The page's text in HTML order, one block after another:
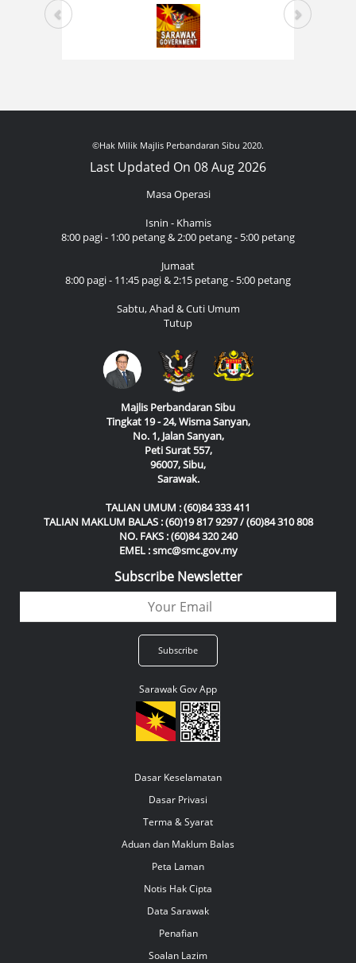
©Hak Milik Majlis Perbandaran Sibu 2020.
Last Updated On 08 Aug 2026
Masa Operasi
Isnin - Khamis
8:00 pagi - 1:00 petang & 2:00 petang - 5:00 petang
Jumaat
8:00 pagi - 11:45 pagi & 2:15 petang - 5:00 petang
Sabtu, Ahad & Cuti Umum
Tutup
Majlis Perbandaran Sibu
Tingkat 19 - 24, Wisma Sanyan,
No. 1, Jalan Sanyan,
Peti Surat 557,
96007, Sibu,
Sarawak.
TALIAN UMUM : (60)84 333 411
TALIAN MAKLUM BALAS : (60)19 817 9297 / (60)84 310 808
NO. FAKS : (60)84 320 240
EMEL : smc@smc.gov.my
Subscribe Newsletter
Sarawak Gov App
Dasar Keselamatan
Dasar Privasi
Terma & Syarat
Aduan dan Maklum Balas
Peta Laman
Notis Hak Cipta
Data Sarawak
Penafian
Soalan Lazim